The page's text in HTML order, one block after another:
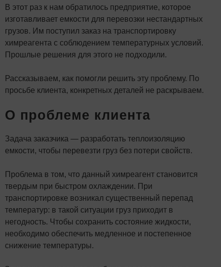
В этот раз к нам обратилось предприятие, которое
изготавливает емкости для перевозки нестандартных
грузов. Им поступил заказ на транспортировку
химреагента с соблюдением температурных условий.
Прошлые решения для этого не подходили.
Рассказываем, как помогли решить эту проблему. По
просьбе клиента, конкретных деталей не раскрываем.
О проблеме клиента
Задача заказчика — разработать теплоизоляцию
емкости, чтобы перевезти груз без потери свойств.
Проблема в том, что данный химреагент становится
твердым при быстром охлаждении. При
транспортировке возникал существенный перепад
температур: в такой ситуации груз приходит в
негодность. Чтобы сохранить состояние жидкости,
необходимо обеспечить медленное и постепенное
снижение температуры.